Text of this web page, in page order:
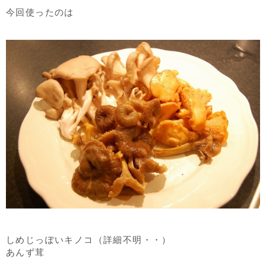
今回使ったのは
しめじっぽいキノコ（詳細不明・・）
あんず茸